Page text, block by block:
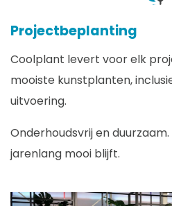
Projectbeplanting
Coolplant levert voor elk
mooiste kunstplanten,
uitvoering.
Onderhoudsvrij en
jarenlang mooi blijft.